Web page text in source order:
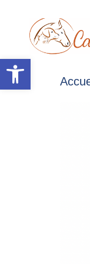
Ouvrir la barre d’outils